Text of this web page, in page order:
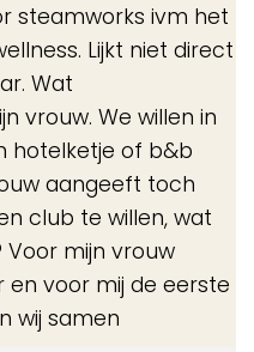
steamworks ivm het
Lijkt niet direct
Wat
vrouw. We willen in
hotelketje of b&b
aangeeft toch
club te willen, wat
Voor mijn vrouw
voor mij de eerste
wij samen